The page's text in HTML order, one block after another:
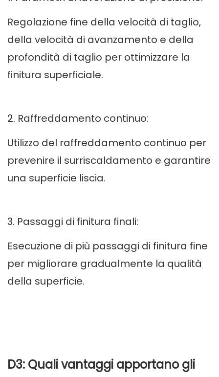
Regolazione fine della velocità di taglio,
della velocità di avanzamento e della
profondità di taglio per ottimizzare la
finitura superficiale.
2. Raffreddamento continuo:
Utilizzo del raffreddamento continuo per
prevenire il surriscaldamento e garantire
una superficie liscia.
3. Passaggi di finitura finali:
Esecuzione di più passaggi di finitura fine
per migliorare gradualmente la qualità
della superficie.
D3: Quali vantaggi apportano gli